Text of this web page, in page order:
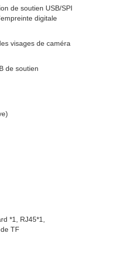
de soutien USB/SPI
digitale
visages de caméra
de soutien
*1, RJ45*1,
TF